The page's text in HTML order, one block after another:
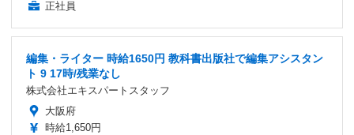
正社員
編集・ライター 時給1650円 教科書出版社で編集アシスタン
ト 9 17時/残業なし
株式会社エキスパートスタッフ
大阪府
時給1,650円